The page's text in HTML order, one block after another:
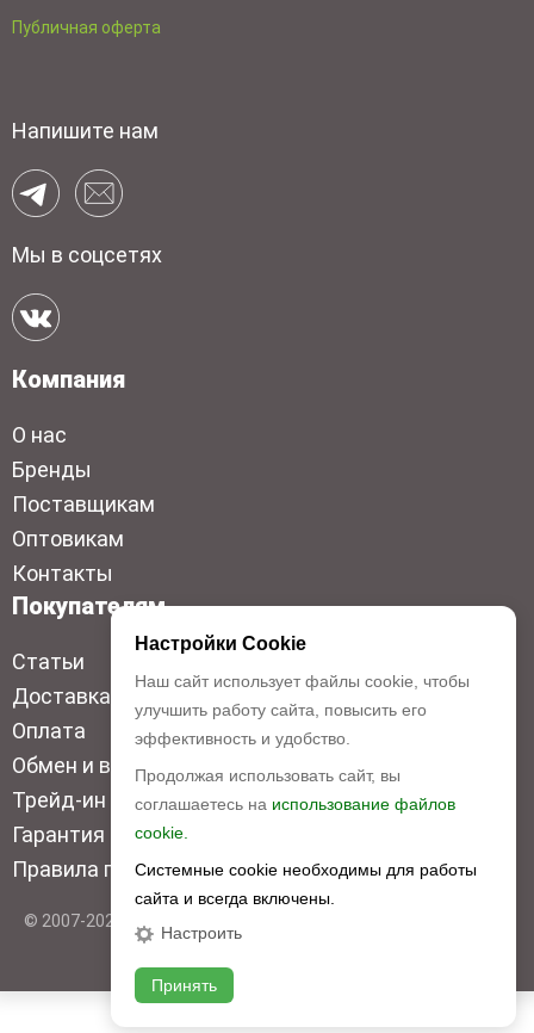
Публичная оферта
Напишите нам
Мы в соцсетях
Компания
О нас
Бренды
Поставщикам
Оптовикам
Контакты
Покупателям
Статьи
Доставка
Оплата
Обмен и возврат
Трейд-ин
Гарантия низкой цены
Правила продажи
© 2007-2026 Top Disc. Все права защищены
Настройки Cookie
Наш сайт использует файлы cookie, чтобы
улучшить работу сайта, повысить его
эффективность и удобство.
Продолжая использовать сайт, вы
соглашаетесь на использование файлов
cookie.
Системные cookie необходимы для работы
сайта и всегда включены.
Настроить
Принять